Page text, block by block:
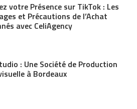
votre Présence sur TikTok : Les
et Précautions de l’Achat
avec CeliAgency
: Une Société de Production
à Bordeaux